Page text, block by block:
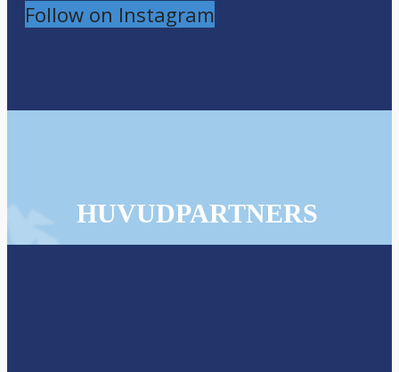
Follow on Instagram
HUVUDPARTNERS